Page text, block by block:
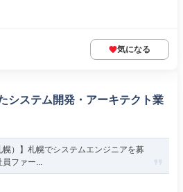
気になる
システム開発・アーキテクト業
幌）】札幌でシステムエンジニアを募
員ファー...